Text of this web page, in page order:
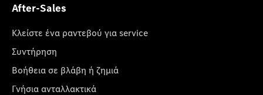
After-Sales
Κλείστε ένα ραντεβού για service
Συντήρηση
Βοήθεια σε βλάβη ή ζημιά
Γνήσια ανταλλακτικά